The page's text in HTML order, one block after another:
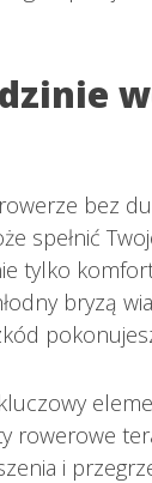
bez
spełnić
tylko
bryzą
i